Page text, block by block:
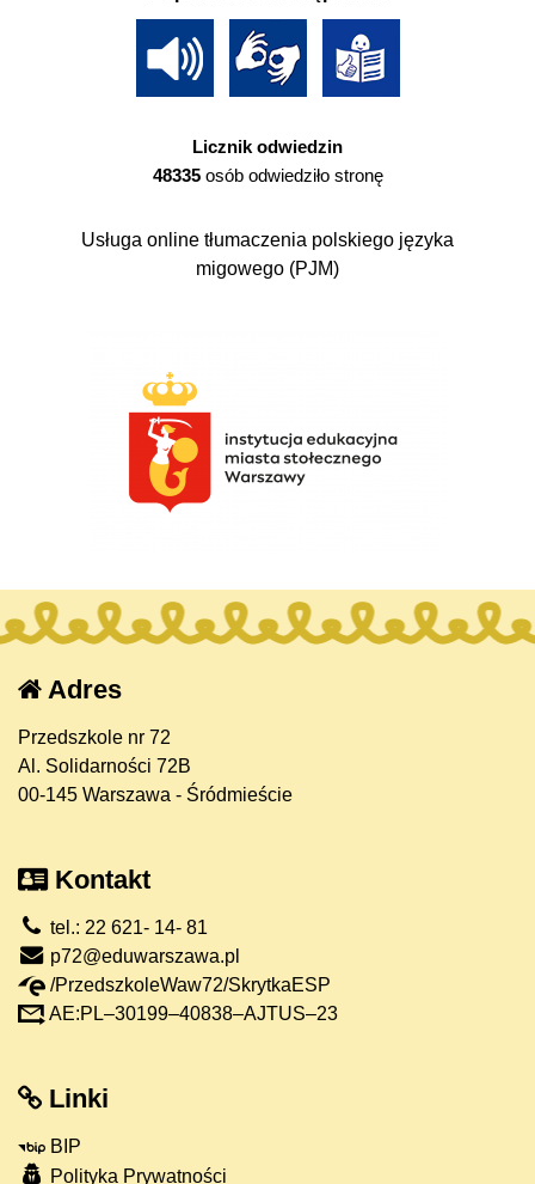
Licznik odwiedzin
48335osób odwiedziło stronę
Usługa online tłumaczenia polskiego języka
migowego (PJM)
Adres
Przedszkole nr 72
Al. Solidarności 72B
00-145 Warszawa - Śródmieście
Kontakt
tel.: 22 621- 14- 81
p72@eduwarszawa.pl
/PrzedszkoleWaw72/SkrytkaESP
AE:PL–30199–40838–AJTUS–23
Linki
BIP
Polityka Prywatności